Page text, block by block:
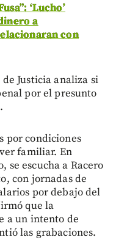
‘Lucho’
a
con
Justicia analiza si
por el presunto
por condiciones
familiar. En
se escucha a Racero
con jornadas de
por debajo del
que la
a un intento de
las grabaciones.